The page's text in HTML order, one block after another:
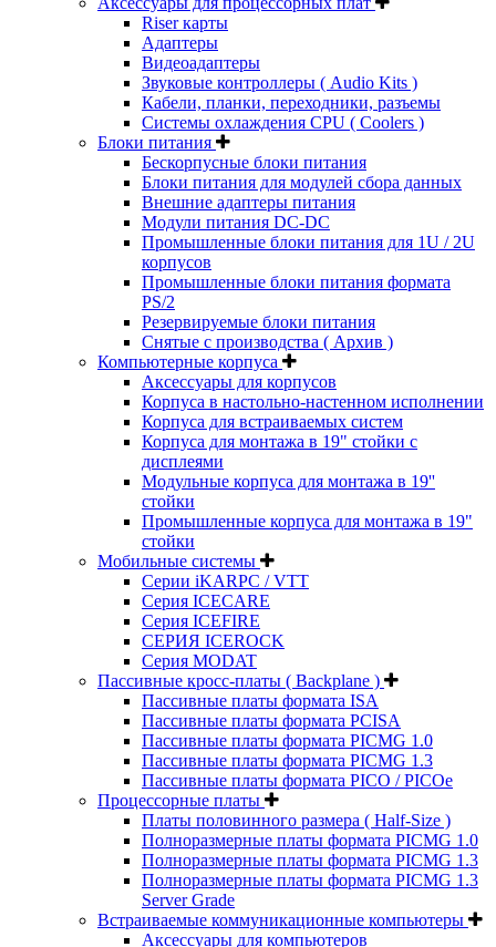
Riser карты
Адаптеры
Видеоадаптеры
Звуковые контроллеры ( Audio Kits )
Кабели, планки, переходники, разъемы
Системы охлаждения CPU ( Coolers )
Блоки питания
Бескорпусные блоки питания
Блоки питания для модулей сбора данных
Внешние адаптеры питания
Модули питания DC-DC
Промышленные блоки питания для 1U / 2U
корпусов
Промышленные блоки питания формата
PS/2
Резервируемые блоки питания
Снятые с производства ( Архив )
Компьютерные корпуса
Аксессуары для корпусов
Корпуса в настольно-настенном исполнении
Корпуса для встраиваемых систем
Корпуса для монтажа в 19" стойки с
дисплеями
Модульные корпуса для монтажа в 19''
стойки
Промышленные корпуса для монтажа в 19"
стойки
Мобильные системы
Серии iKARPC / VTT
Серия ICECARE
Серия ICEFIRE
СЕРИЯ ICEROCK
Серия MODAT
Пассивные кросс-платы ( Backplane )
Пассивные платы формата ISA
Пассивные платы формата PCISA
Пассивные платы формата PICMG 1.0
Пассивные платы формата PICMG 1.3
Пассивные платы формата PICO / PICOe
Процессорные платы
Платы половинного размера ( Half-Size )
Полноразмерные платы формата PICMG 1.0
Полноразмерные платы формата PICMG 1.3
Полноразмерные платы формата PICMG 1.3
Server Grade
Встраиваемые коммуникационные компьютеры
Аксессуары для компьютеров